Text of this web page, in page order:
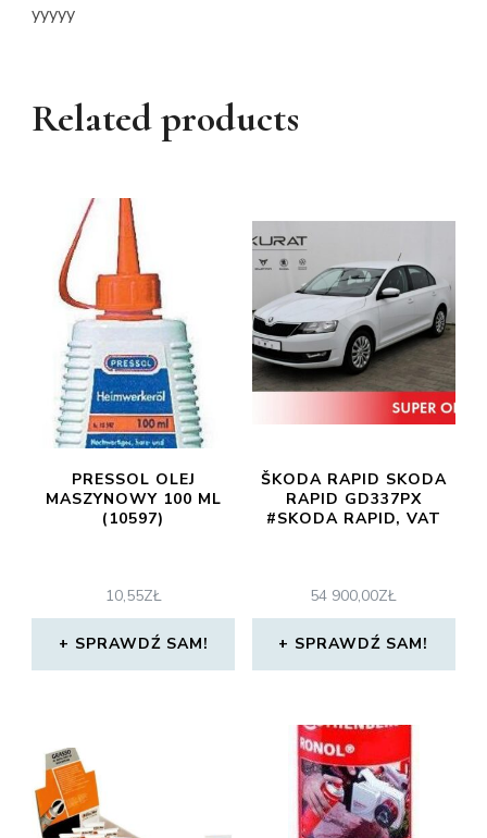
yyyyy
Related products
PRESSOL OLEJ
MASZYNOWY 100 ML
(10597)
10,55ZŁ
SPRAWDŹ SAM!
ŠKODA RAPID SKODA
RAPID GD337PX
#SKODA RAPID, VAT
54 900,00ZŁ
SPRAWDŹ SAM!